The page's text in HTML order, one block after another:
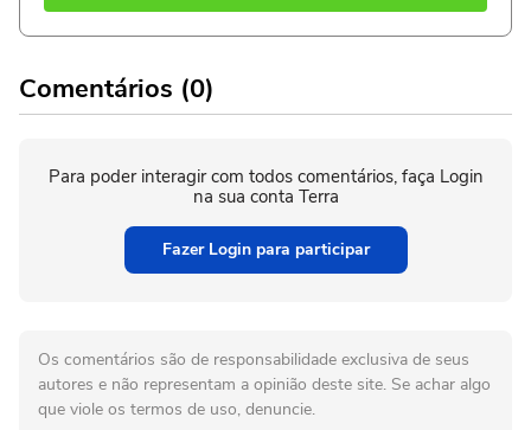
Comentários (0)
Para poder interagir com todos comentários, faça Login
na sua conta Terra
Fazer Login para participar
Os comentários são de responsabilidade exclusiva de seus
autores e não representam a opinião deste site. Se achar algo
que viole os termos de uso, denuncie.